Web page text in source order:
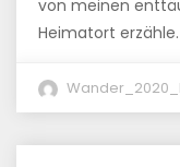
von meinen
Heimatort erzähle.